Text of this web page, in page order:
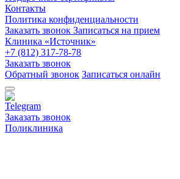
Контакты
Политика конфиденциальности
Заказать звонок Записаться на прием
Клиника «Источник»
+7 (812) 317-78-78
Заказать звонок
Обратный звонок Записаться онлайн
Заказать звонок
Поликлиника